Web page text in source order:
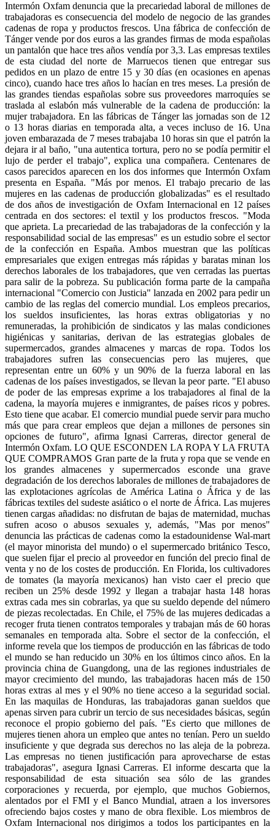
Intermón Oxfam denuncia que la precariedad laboral de millones de
trabajadoras es consecuencia del modelo de negocio de las grandes
cadenas de ropa y productos frescos. Una fábrica de confección de
Tánger vende por dos euros a las grandes firmas de moda españolas
un pantalón que hace tres años vendía por 3,3. Las empresas textiles
de esta ciudad del norte de Marruecos tienen que entregar sus
pedidos en un plazo de entre 15 y 30 días (en ocasiones en apenas
cinco), cuando hace tres años lo hacían en tres meses. La presión de
las grandes tiendas españolas sobre sus proveedores marroquíes se
traslada al eslabón más vulnerable de la cadena de producción: la
mujer trabajadora. En las fábricas de Tánger las jornadas son de 12
o 13 horas diarias en temporada alta, a veces incluso de 16. Una
joven embarazada de 7 meses trabajaba 10 horas sin que el patrón la
dejara ir al baño, "una autentica tortura, pero no se podía permitir el
lujo de perder el trabajo", explica una compañera. Centenares de
casos parecidos aparecen en los dos informes que Intermón Oxfam
presenta en España. "Más por menos. El trabajo precario de las
mujeres en las cadenas de producción globalizadas" es el resultado
de dos años de investigación de Oxfam Internacional en 12 países
centrada en dos sectores: el textil y los productos frescos. "Moda
que aprieta. La precariedad de las trabajadoras de la confección y la
responsabilidad social de las empresas" es un estudio sobre el sector
de la confección en España. Ambos muestran que las políticas
empresariales que exigen entregas más rápidas y baratas minan los
derechos laborales de los trabajadores, que ven cerradas las puertas
para salir de la pobreza. Su publicación forma parte de la campaña
internacional "Comercio con Justicia" lanzada en 2002 para pedir un
cambio de las reglas del comercio mundial. Los empleos precarios,
los sueldos insuficientes, las horas extras obligatorias y no
remuneradas, la prohibición de sindicatos y las malas condiciones
higiénicas y sanitarias, derivan de las estrategias globales de
supermercados, grandes almacenes y marcas de ropa. Todos los
trabajadores sufren las consecuencias pero las mujeres, que
representan entre un 60% y un 90% de la fuerza laboral en las
cadenas de los países investigados, se llevan la peor parte. "El abuso
de poder de las empresas exprime a los trabajadores al final de la
cadena, la mayoría mujeres e inmigrantes, de países ricos y pobres.
Esto tiene que acabar. El comercio mundial puede servir para mucho
más que para crear empleos que dejan a millones de persones sin
opciones de futuro", afirma Ignasi Carreras, director general de
Intermón Oxfam. LO QUE ESCONDEN LA ROPA Y LA FRUTA
QUE COMPRAMOS Gran parte de la fruta y ropa que se vende en
los grandes almacenes y supermercados esconde una grave
degradación de los derechos laborales de millones de trabajadores de
las explotaciones agrícolas de América Latina o África y de las
fábricas textiles del sudeste asiático o el norte de África. Las mujeres
tienen cargas añadidas: no disfrutan de bajas de maternidad, muchas
sufren acoso o abusos sexuales y, además, "Mas por menos"
denuncia las prácticas de cadenas como la estadounidense Wal-mart
(el mayor minorista del mundo) o el supermercado británico Tesco,
que suelen fijar el precio al proveedor en función del precio final de
venta y no de los costes de producción. En Florida, los cultivadores
de tomates (la mayoría mexicanos) han visto caer el precio que
reciben un 25% desde 1992 y llegan a trabajar hasta 148 horas
extras cada mes sin cobrarlas, ya que su sueldo depende del número
de piezas recolectadas. En Chile, el 75% de las mujeres dedicadas a
recoger fruta tienen contratos temporales y trabajan más de 60 horas
semanales en temporada alta. Sobre el sector de la confección, el
informe revela que los tiempos de producción en las fábricas de todo
el mundo se han reducido un 30% en los últimos cinco años. En la
provincia china de Guangdong, una de las regiones industriales de
mayor crecimiento del mundo, las trabajadoras hacen más de 150
horas extras al mes y el 90% no tiene acceso a la seguridad social.
En las maquilas de Honduras, las trabajadoras ganan sueldos que
apenas sirven para cubrir un tercio de sus necesidades básicas, según
reconoce el propio gobierno del país. "Es cierto que millones de
mujeres tienen ahora un empleo que antes no tenían. Pero un sueldo
insuficiente y que degrada sus derechos no las aleja de la pobreza.
Las empresas no tienen justificación para aprovecharse de estas
trabajadoras", asegura Ignasi Carreras. El informe descarta que la
responsabilidad de esta situación sea sólo de las grandes
corporaciones y recuerda, por ejemplo, que muchos Gobiernos,
alentados por el FMI y el Banco Mundial, atraen a los inversores
ofreciendo bajos costes y mano de obra flexible. Los miembros de
Oxfam Internacional nos dirigimos a todos los participantes en la